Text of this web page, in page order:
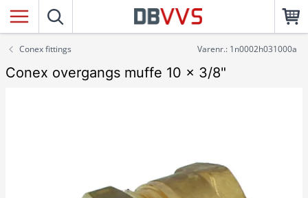
Conex fittings Varenr.: 1n0002h031000a
Conex overgangs muffe 10 x 3/8"